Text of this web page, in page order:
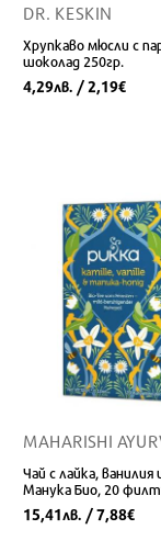
DR. KESKIN
Хрупкаво мюсли с
шоколад 250гр.
4,29лв. / 2,19€
MAHARISHI
Чай с лайка,
Манука Био, 20
пакетчета
15,41лв. / 7,88€